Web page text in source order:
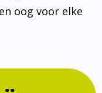
oog voor elke